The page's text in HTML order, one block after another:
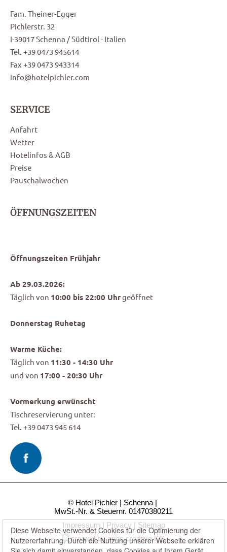
Diese Webseite verwendet Cookies für die Optimierung der
Nutzererfahrung. Durch die Nutzung unserer Webseite erklären
Fam. Theiner-Egger
Pichlerstr. 32
I-39017 Schenna / Südtirol - Italien
Tel. +39 0473 945614
Fax +39 0473 943314
info@hotelpichler.com
SERVICE
Anfahrt
Wetter
Hotelinfos & AGB
Preise
Pauschalwochen
ÖFFNUNGSZEITEN
Öffnungszeiten Frühjahr
Ab 29.03.2026:
Täglich von 10:00 bis 22:00 Uhrgeöffnet
Donnerstag Ruhetag
Warme Küche:
Täglich von 11:30 - 14:30 Uhr
und von 17:00 - 20:30 Uhr
Vormerkung erwünscht
Tischreservierung unter:
Tel. +39 0473 945 614
© Hotel Pichler
Schenna
MwSt.-Nr. & Steuernr. 01470380211
Impressum
Privacy Sitemap